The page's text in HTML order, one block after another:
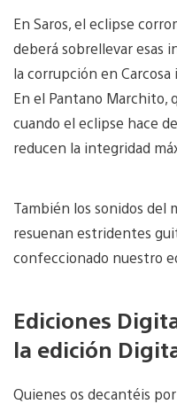
En Saros, el eclipse
deberá sobrellevar esas
la corrupción en
En el Pantano Marchito,
cuando el eclipse hace
reducen la integridad
También los sonidos del
resuenan estridentes
confeccionado nuestro
Ediciones
la edición
Quienes os decantéis